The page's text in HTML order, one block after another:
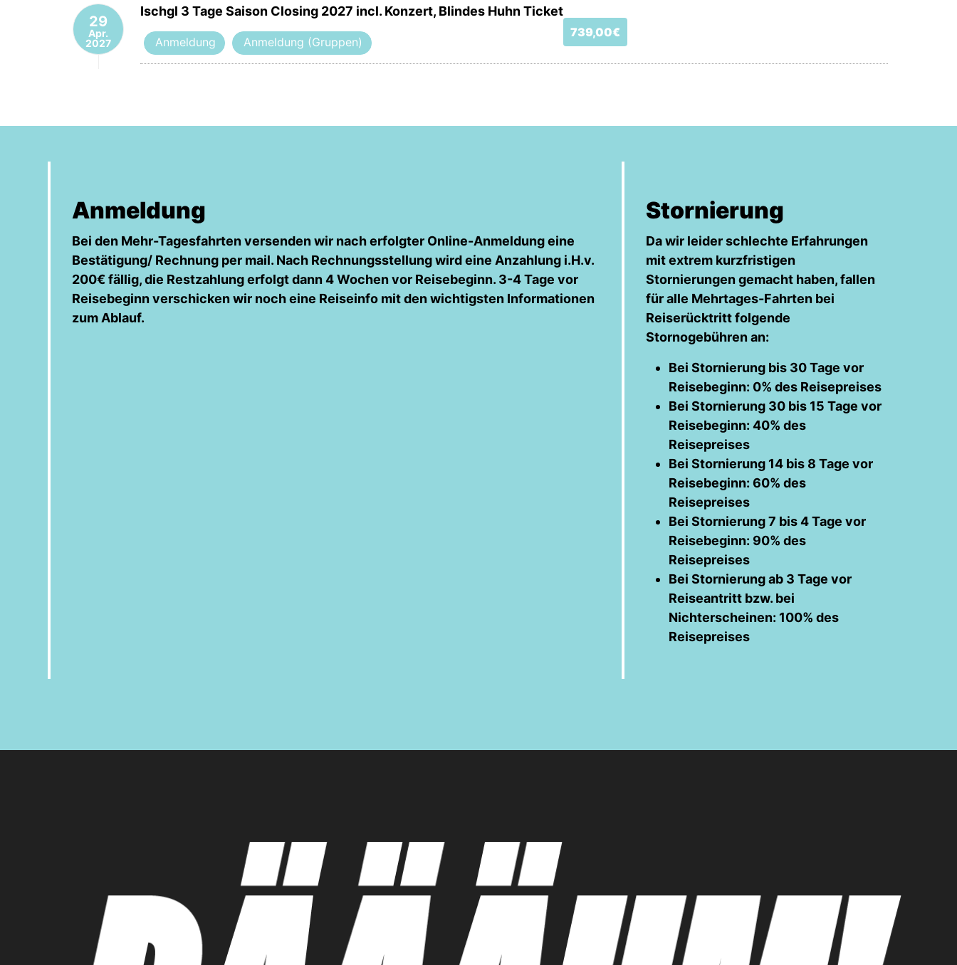
29
Apr.
2027
Ischgl 3 Tage Saison Closing 2027 incl. Konzert, Blindes Huhn Ticket
739,00€
Anmeldung Anmeldung (Gruppen)
Anmeldung
Bei den Mehr-Tagesfahrten versenden wir nach erfolgter Online-Anmeldung eine
Bestätigung/ Rechnung per mail. Nach Rechnungsstellung wird eine Anzahlung i.H.v.
200€ fällig, die Restzahlung erfolgt dann 4 Wochen vor Reisebeginn. 3-4 Tage vor
Reisebeginn verschicken wir noch eine Reiseinfo mit den wichtigsten Informationen
zum Ablauf.
Stornierung
Da wir leider schlechte Erfahrungen
mit extrem kurzfristigen
Stornierungen gemacht haben, fallen
für alle Mehrtages-Fahrten bei
Reiserücktritt folgende
Stornogebühren an:
Bei Stornierung bis 30 Tage vor
Reisebeginn: 0% des Reisepreises
Bei Stornierung 30 bis 15 Tage vor
Reisebeginn: 40% des
Reisepreises
Bei Stornierung 14 bis 8 Tage vor
Reisebeginn: 60% des
Reisepreises
Bei Stornierung 7 bis 4 Tage vor
Reisebeginn: 90% des
Reisepreises
Bei Stornierung ab 3 Tage vor
Reiseantritt bzw. bei
Nichterscheinen: 100% des
Reisepreises